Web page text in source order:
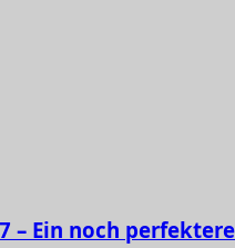
– Ein noch